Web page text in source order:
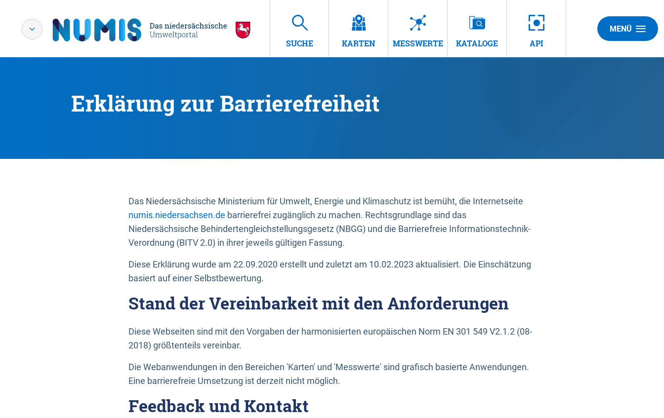
SUCHE KARTEN MESSWERTE KATALOGE API
MENÜ
Erklärung zur Barrierefreiheit
Das Niedersächsische Ministerium für Umwelt, Energie und Klimaschutz ist bemüht, die Internetseite
numis.niedersachsen.de barrierefrei zugänglich zu machen. Rechtsgrundlage sind das
Niedersächsische Behindertengleichstellungsgesetz (NBGG) und die Barrierefreie Informationstechnik-
Verordnung (BITV 2.0) in ihrer jeweils gültigen Fassung.
Diese Erklärung wurde am 22.09.2020 erstellt und zuletzt am 10.02.2023 aktualisiert. Die Einschätzung
basiert auf einer Selbstbewertung.
Stand der Vereinbarkeit mit den Anforderungen
Diese Webseiten sind mit den Vorgaben der harmonisierten europäischen Norm EN 301 549 V2.1.2 (08-
2018) größtenteils vereinbar.
Die Webanwendungen in den Bereichen 'Karten' und 'Messwerte' sind grafisch basierte Anwendungen.
Eine barrierefreie Umsetzung ist derzeit nicht möglich.
Feedback und Kontakt